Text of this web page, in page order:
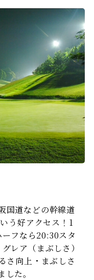
国道などの幹線道
う好アクセス！1
フなら20:30スタ
レア（まぶしさ）
さ向上・まぶしさ
た。